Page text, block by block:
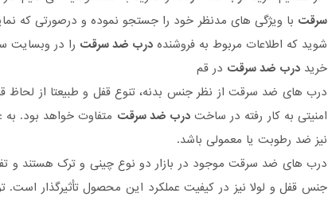
سرقت با ویژگی های مدنظر خود را جستجو نموده و درصورتی که
شوید که اطلاعات مربوط به فروشنده درب ضد سرقت را در وبسایت
خرید درب ضد سرقت در قم
درب های ضد سرقت از نظر جنس بدنه، تنوع قفل و طبیعتا از لحاظ
امنیتی به کار رفته در ساختدرب ضد سرقت متفاوت خواهد بود. به
نیز ضد رطوبت یا معمولی باشد.
درب های ضد سرقت موجود در بازار دو نوع چینی و ترک هستند و
جنس قفل و لولا نیز در کیفیت عملکرد این محصول تأثیرگذار